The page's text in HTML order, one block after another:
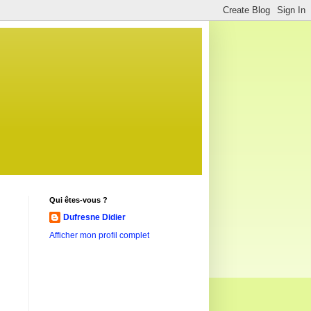
Qui êtes-vous ?
Dufresne Didier
Afficher mon profil complet